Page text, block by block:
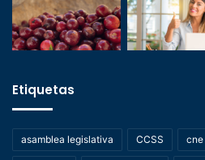
Etiquetas
asamblea legislativa CCSS cne